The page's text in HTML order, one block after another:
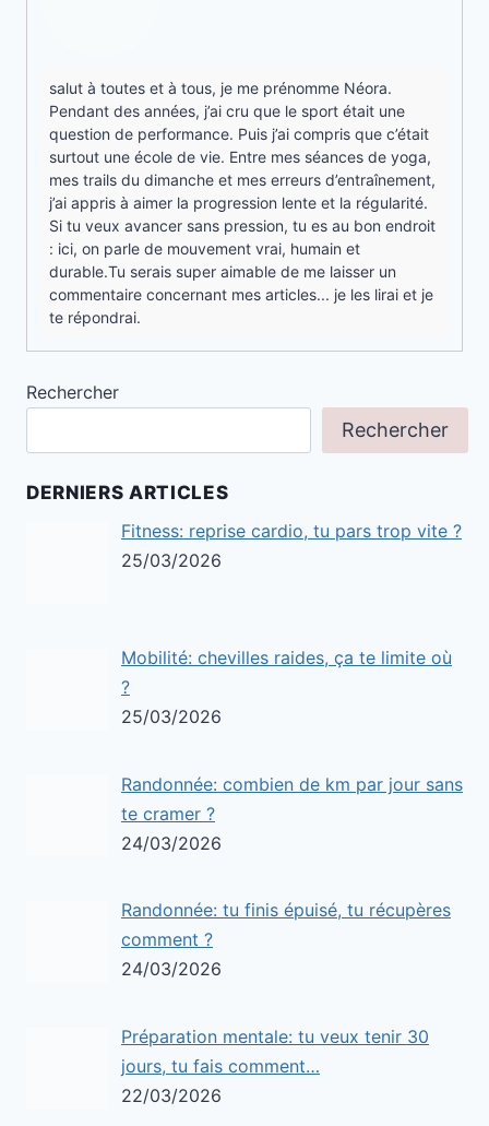
salut à toutes et à tous, je me prénomme Néora.
Pendant des années, j’ai cru que le sport était une
question de performance. Puis j’ai compris que c’était
surtout une école de vie. Entre mes séances de yoga,
mes trails du dimanche et mes erreurs d’entraînement,
j’ai appris à aimer la progression lente et la régularité.
Si tu veux avancer sans pression, tu es au bon endroit
: ici, on parle de mouvement vrai, humain et
durable.Tu serais super aimable de me laisser un
commentaire concernant mes articles... je les lirai et je
te répondrai.
Rechercher
Rechercher
DERNIERS ARTICLES
Fitness: reprise cardio, tu pars trop vite ?
25/03/2026
Mobilité: chevilles raides, ça te limite où
?
25/03/2026
Randonnée: combien de km par jour sans
te cramer ?
24/03/2026
Randonnée: tu finis épuisé, tu récupères
comment ?
24/03/2026
Préparation mentale: tu veux tenir 30
jours, tu fais comment…
22/03/2026